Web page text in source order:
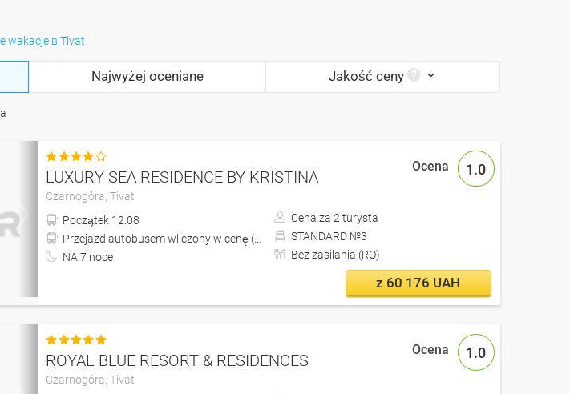
wakacje в Tivat
Najwyżej oceniane Jakość ceny
1.0

LUXURY SEA RESIDENCE BY KRISTINA
Czarnogóra,Tivat
Początek 12.08
Przejazd autobusem wliczony w cenę (z Lwów)
NA7 noce
Cena za 2 turysta
STANDARD №3
Bez zasilania (RO)
z 60 176 UAH
1.0

ROYAL BLUE RESORT & RESIDENCES
Czarnogóra,Tivat